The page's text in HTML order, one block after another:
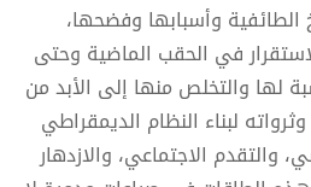
وأسبابها وفضحها،
في الحقب الماضية وحتى
لها والتخلص منها إلى الأبد من
لبناء النظام الديمقراطي
والتقدم الاجتماعي، والازدهار